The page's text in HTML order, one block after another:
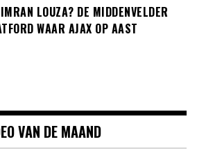
LOUZA? DE MIDDENVELDER
WAAR AJAX OP AAST
VAN DE MAAND